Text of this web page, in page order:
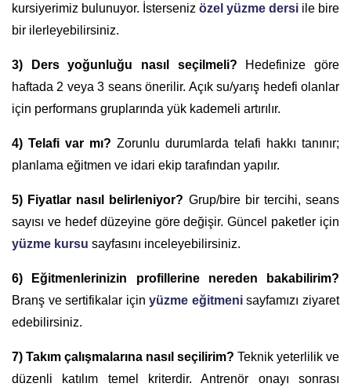
kursiyerimiz bulunuyor. İsterseniz özel yüzme dersi ile bire
bir ilerleyebilirsiniz.
3) Ders yoğunluğu nasıl seçilmeli? Hedefinize göre
haftada 2 veya 3 seans önerilir. Açık su/yarış hedefi olanlar
için performans gruplarında yük kademeli artırılır.
4) Telafi var mı? Zorunlu durumlarda telafi hakkı tanınır;
planlama eğitmen ve idari ekip tarafından yapılır.
5) Fiyatlar nasıl belirleniyor? Grup/bire bir tercihi, seans
sayısı ve hedef düzeyine göre değişir. Güncel paketler için
yüzme kursu sayfasını inceleyebilirsiniz.
6) Eğitmenlerinizin profillerine nereden bakabilirim?
Branş ve sertifikalar içinyüzme eğitmenisayfamızı ziyaret
edebilirsiniz.
7) Takım çalışmalarına nasıl seçilirim? Teknik yeterlilik ve
düzenli katılım temel kriterdir. Antrenör onayı sonrası